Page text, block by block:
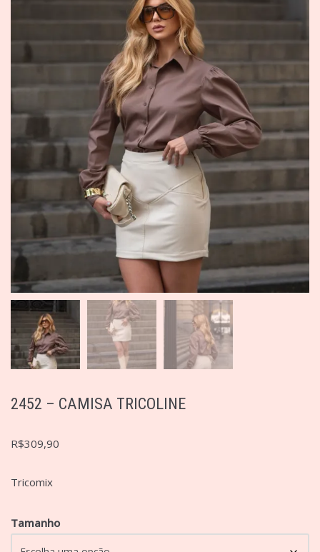
2452 – CAMISA TRICOLINE
R$309,90
Tricomix
Tamanho